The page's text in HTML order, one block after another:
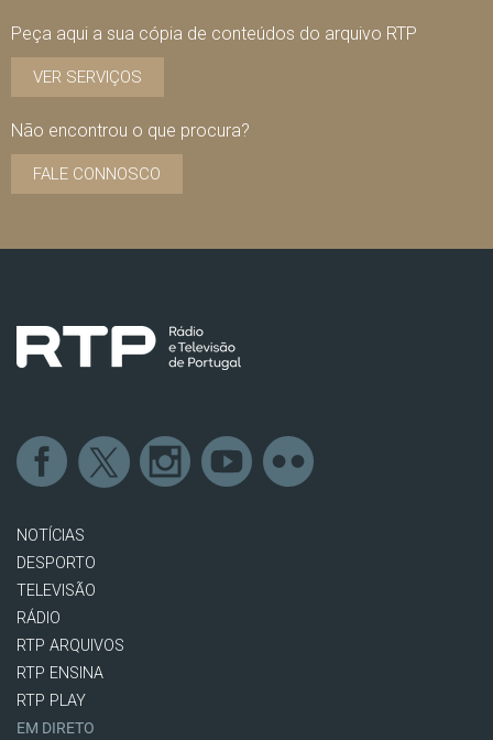
Peça aqui a sua cópia de conteúdos do arquivo RTP
VER SERVIÇOS
Não encontrou o que procura?
FALE CONNOSCO
NOTÍCIAS
DESPORTO
TELEVISÃO
RÁDIO
RTP ARQUIVOS
RTP ENSINA
RTP PLAY
EM DIRETO